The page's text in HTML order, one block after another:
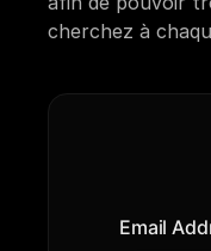
cherchez à